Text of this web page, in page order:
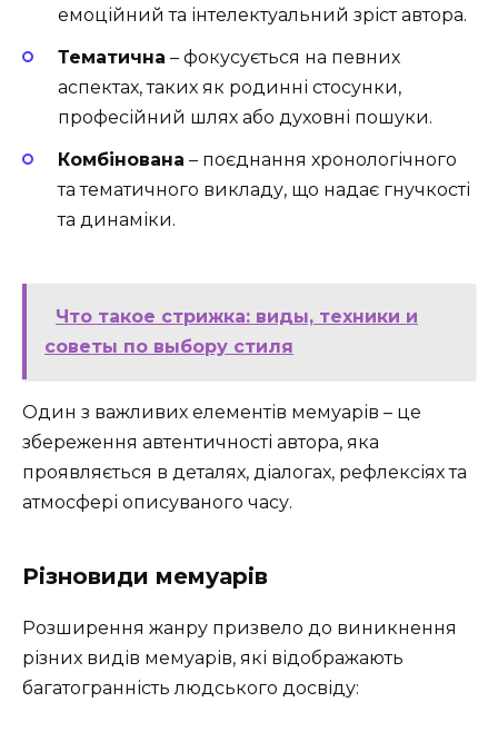
емоційний та інтелектуальний зріст автора.
Тематична – фокусується на певних
аспектах, таких як родинні стосунки,
професійний шлях або духовні пошуки.
Комбінована – поєднання хронологічного
та тематичного викладу, що надає гнучкості
та динаміки.
Что такое стрижка: виды, техники и
советы по выбору стиля
Один з важливих елементів мемуарів – це
збереження автентичності автора, яка
проявляється в деталях, діалогах, рефлексіях та
атмосфері описуваного часу.
Різновиди мемуарів
Розширення жанру призвело до виникнення
різних видів мемуарів, які відображають
багатогранність людського досвіду: